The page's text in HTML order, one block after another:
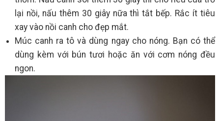
lại nồi, nấu thêm 30 giây nữa thì tắt bếp. Rắc ít tiêu
xay vào nồi canh cho đẹp mắt.
Múc canh ra tô và dùng ngay cho nóng. Bạn có thể
dùng kèm với bún tươi hoặc ăn với cơm nóng đều
ngon.